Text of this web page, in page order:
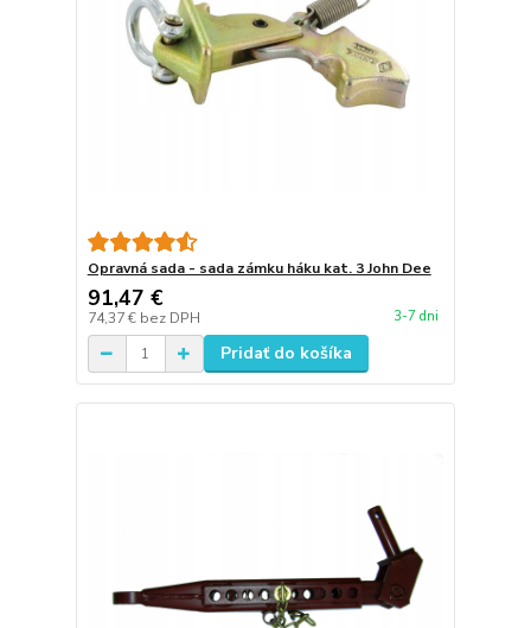
Opravná sada - sada zámku háku kat. 3 John Dee
91,47 €
74,37 € bez DPH 3-7 dni
Pridať do košíka